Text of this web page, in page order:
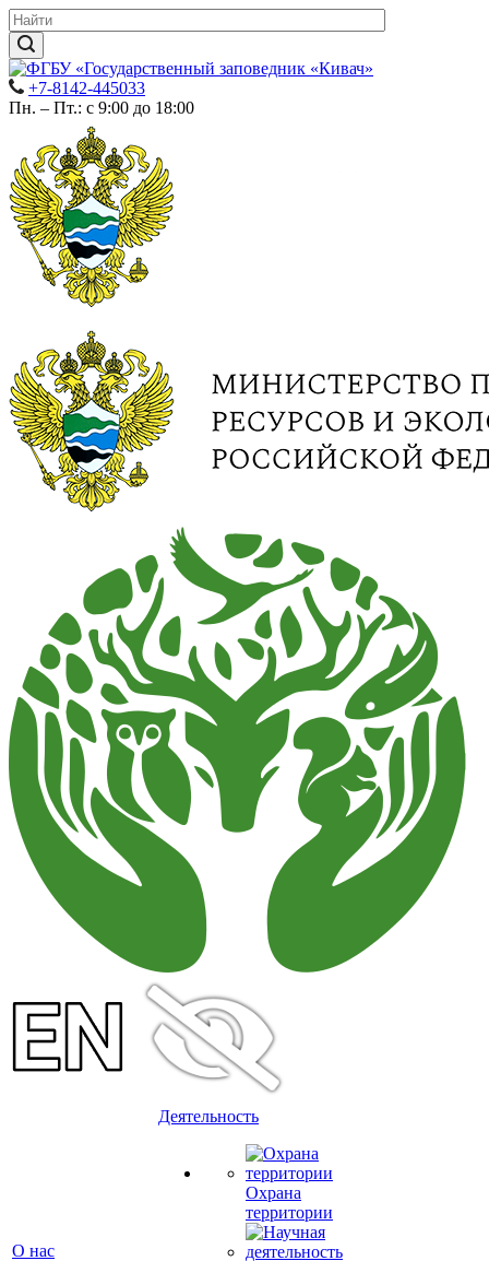
+7-8142-445033
Пн. – Пт.: с 9:00 до 18:00
О нас
Деятельность
Охрана
территории